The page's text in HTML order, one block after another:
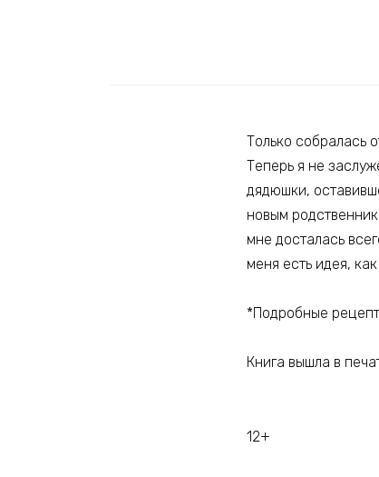
Только собралась
Теперь я не
дядюшки,
новым
мне досталась
меня есть идея,
*Подробные
Книга вышла в
12+